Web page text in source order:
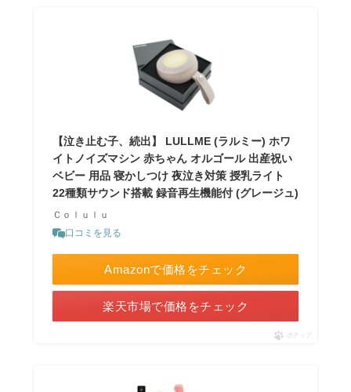
【泣き止む子、続出】 LULLME (ラルミー) ホワ
イトノイズマシン 赤ちゃん オルゴール 出産祝い
ベビー 用品 寝かしつけ 夜泣き対策 授乳ライト
22種類サウンド搭載 録音再生機能付 (グレージュ)
Ｃｏｌｕｌｕ
口コミを見る
Amazonで価格をチェック
楽天市場で価格をチェック
ポチップ